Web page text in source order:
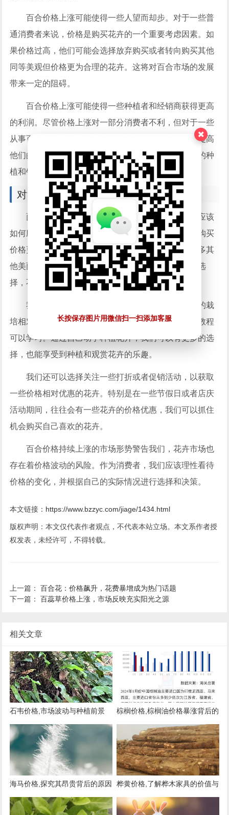
长按保存图片用微信扫一扫添加客服
百合价格上涨可能使得一些人望而却步。对于一些普
通消费者来说，价格是购买花卉的一个重要考虑因素。如
果价格过高，他们可能会选择放弃购买或者转向购买其他
同等美观但价格更为合理的花卉。这将对百合市场的发展
带来一定的阻碍。
百合价格上涨可能使得一些种植者和经销商获得更高
的利润。尽管价格上涨对一部分消费者不利，但对于一些
从事百合种植和销售的个体或企业来说，价格上涨将提高
他们的经营收益率。这可能带动更多的人参与到百合的种
植和销售中，从而进一步推动市场的发展。
对消费者的建议
面对百合价格持续上涨的形势，作为消费者我们应该
如何应对呢？我们可以适当降低对百合的需求，转向购买
价格更为合理的花卉。相信除了百合，市场上还有许多其
他美丽的花卉可以选择，我们可以尝试多样化的鲜花选
择，不局限于一种花卉。
我们可以选择自己动手栽培一些花卉。虽然百合的栽
培相对较难，但市面上也有一些相对简单的花卉种植教程
可以学习。通过自己动手种植花卉，我们可以有更多的选
择，也能享受到种植和观赏花卉的乐趣。
我们还可以选择关注一些打折或者促销活动，以获取
一些价格相对优惠的花卉。特别是在一些节假日或者店庆
活动期间，往往会有一些花卉的价格优惠，我们可以抓住
机会购买自己喜欢的花卉。
百合价格持续上涨的市场形势警告我们，花卉市场也
存在着价格波动的风险。作为消费者，我们应该理性看待
价格的变化，并根据自己的实际情况进行选择和决策。
本文链接： https://www.bzzyc.com/jiage/1434.html
版权声明：本文仅代表作者观点，不代表本站立场。本文系作者授
权发表，未经许可，不得转载。
上一篇：百合花：价格飙升，花费暴增成为热门话题
下一篇：百蕊草价格上涨，市场反映充实阳光之源
相关文章
石韦价格,市场波动与种植前景
棕榈价格,棕榈油价格暴涨背后的
原因与影响
海马价格,探究其昂贵背后的原因
与市场现状
桦黄价格,了解桦木家具的价值与
市场行情